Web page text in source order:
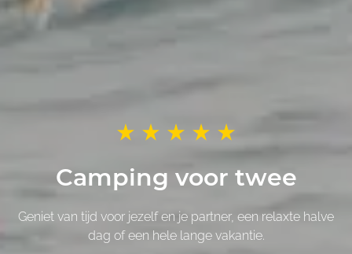
Camping voor twee
Geniet van tijd voor jezelf en je partner, een relaxte halve
dag of een hele lange vakantie.